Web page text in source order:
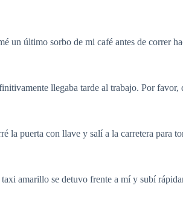
un último sorbo de mi café antes de correr
llegaba tarde al trabajo. Por favor,
la puerta con llave y salí a la carretera para
amarillo se detuvo frente a mí y subí